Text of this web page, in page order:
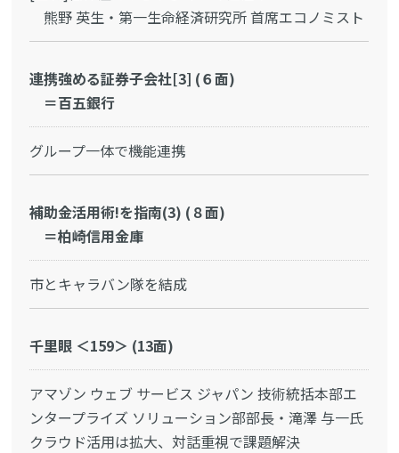
熊野 英生・第一生命経済研究所 首席エコノミスト
連携強める証券子会社[3] (６面)
＝百五銀行
グループ一体で機能連携
補助金活用術!を指南(3) (８面)
＝柏崎信用金庫
市とキャラバン隊を結成
千里眼 ＜159＞ (13面)
アマゾン ウェブ サービス ジャパン 技術統括本部エ
ンタープライズ ソリューション部部長・滝澤 与一氏
クラウド活用は拡大、対話重視で課題解決